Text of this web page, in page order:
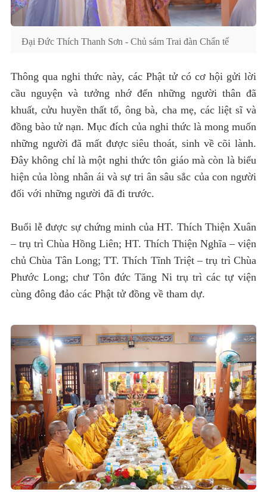
Đại Đức Thích Thanh Sơn - Chủ sám Trai đàn Chẩn tế
Thông qua nghi thức này, các Phật tử có cơ hội gửi lời
cầu nguyện và tưởng nhớ đến những người thân đã
khuất, cửu huyền thất tổ, ông bà, cha mẹ, các liệt sĩ và
đồng bào tử nạn. Mục đích của nghi thức là mong muốn
những người đã mất được siêu thoát, sinh về cõi lành.
Đây không chỉ là một nghi thức tôn giáo mà còn là biểu
hiện của lòng nhân ái và sự tri ân sâu sắc của con người
đối với những người đã đi trước.
Buổi lễ được sự chứng minh của HT. Thích Thiện Xuân
– trụ trì Chùa Hồng Liên; HT. Thích Thiện Nghĩa – viện
chủ Chùa Tân Long; TT. Thích Tĩnh Triệt – trụ trì Chùa
Phước Long; chư Tôn đức Tăng Ni trụ trì các tự viện
cùng đông đảo các Phật tử đồng về tham dự.